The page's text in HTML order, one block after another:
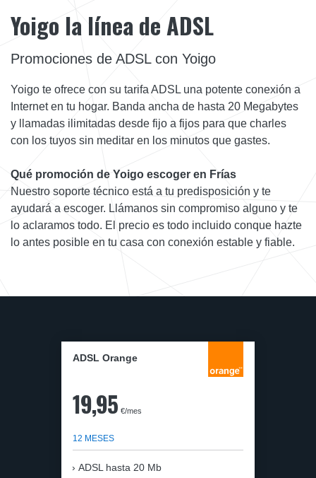
Yoigo la línea de ADSL
Promociones de ADSL con Yoigo
Yoigo te ofrece con su tarifa ADSL una potente conexión a
Internet en tu hogar. Banda ancha de hasta 20 Megabytes
y llamadas ilimitadas desde fijo a fijos para que charles
con los tuyos sin meditar en los minutos que gastes.
Qué promoción de Yoigo escoger en Frías
Nuestro soporte técnico está a tu predisposición y te
ayudará a escoger. Llámanos sin compromiso alguno y te
lo aclaramos todo. El precio es todo incluido conque hazte
lo antes posible en tu casa con conexión estable y fiable.
ADSL Orange
19,95 €/mes
12 MESES
ADSL hasta 20 Mb